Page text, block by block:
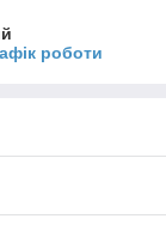
роботи